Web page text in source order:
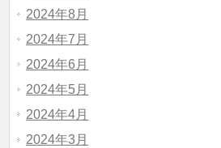
2024年8月
2024年7月
2024年6月
2024年5月
2024年4月
2024年3月